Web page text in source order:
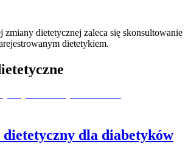
zmiany dietetycznej zaleca się skonsultowanie
dietetykiem.
dla diabetyków